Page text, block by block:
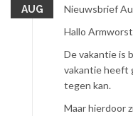
AUG
Nieuwsbrief
Hallo
De vakantie is
vakantie heeft
tegen kan.
Maar hierdoor